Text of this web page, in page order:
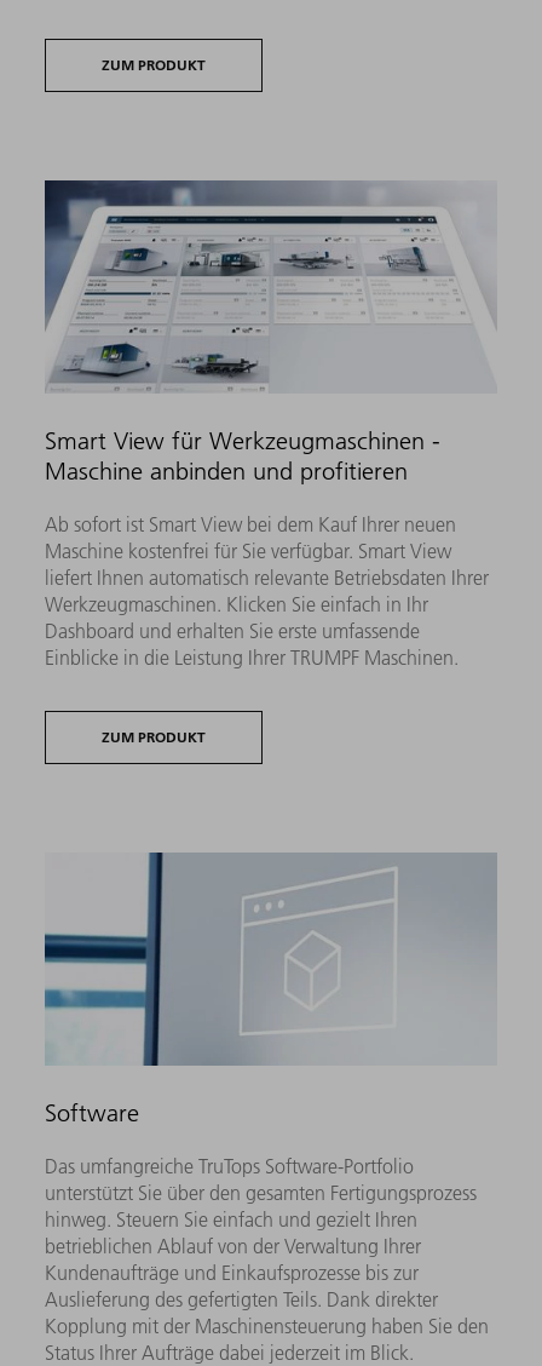
ZUM PRODUKT
Smart View für Werkzeugmaschinen -
Maschine anbinden und profitieren
Ab sofort ist Smart View bei dem Kauf Ihrer neuen
Maschine kostenfrei für Sie verfügbar. Smart View
liefert Ihnen automatisch relevante Betriebsdaten Ihrer
Werkzeugmaschinen. Klicken Sie einfach in Ihr
Dashboard und erhalten Sie erste umfassende
Einblicke in die Leistung Ihrer TRUMPF Maschinen.
ZUM PRODUKT
Software
Das umfangreiche TruTops Software-Portfolio
unterstützt Sie über den gesamten Fertigungsprozess
hinweg. Steuern Sie einfach und gezielt Ihren
betrieblichen Ablauf von der Verwaltung Ihrer
Kundenaufträge und Einkaufsprozesse bis zur
Auslieferung des gefertigten Teils. Dank direkter
Kopplung mit der Maschinensteuerung haben Sie den
Status Ihrer Aufträge dabei jederzeit im Blick.